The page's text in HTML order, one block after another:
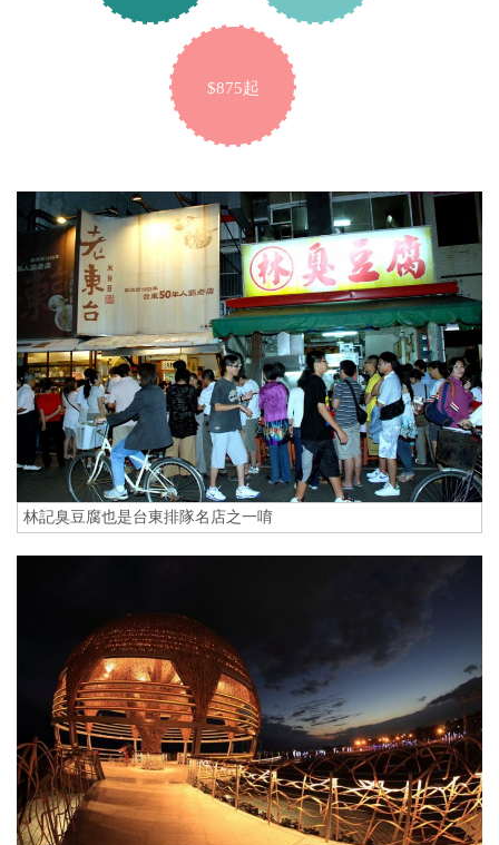
$875起
林記臭豆腐也是台東排隊名店之一唷